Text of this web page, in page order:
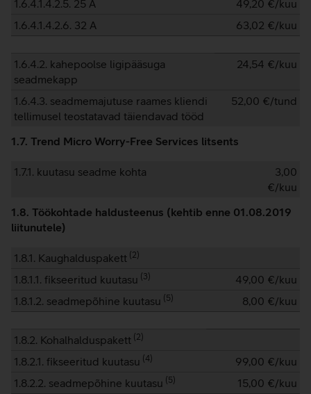
1.6.4.1.4.2.5. 25 A
49,20 €/kuu
1.6.4.1.4.2.6. 32 A
63,02 €/kuu
1.6.4.2. kahepoolse ligipääsuga
seadmekapp
24,54 €/kuu
1.6.4.3. seadmemajutuse raames kliendi
tellimusel teostatavad täiendavad tööd
52,00 €/tund
1.7. Trend Micro Worry-Free Services litsents
1.7.1. kuutasu seadme kohta
3,00
€/kuu
1.8. Töökohtade haldusteenus (kehtib enne 01.08.2019
liitunutele)
1.8.1. Kaughalduspakett (2)
1.8.1.1. fikseeritud kuutasu (3) 49,00 €/kuu
1.8.1.2. seadmepõhine kuutasu (5) 8,00 €/kuu
1.8.2. Kohalhalduspakett (2)
1.8.2.1. fikseeritud kuutasu (4) 99,00 €/kuu
1.8.2.2. seadmepõhine kuutasu (5) 15,00 €/kuu